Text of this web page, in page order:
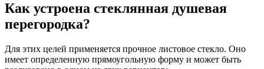
Как устроена стеклянная душевая
перегородка?
Для этих целей применяется прочное листовое стекло. Оно
имеет определенную прямоугольную форму и может быть